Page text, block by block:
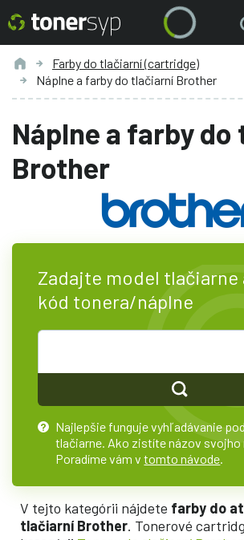
Farby do tlačiarní (cartridge)
Náplne a farby do tlačiarní Brother
Náplne a farby
Brother
Zadajte model tlačiarne
kód tonera/náplne
?
Najlepšie funguje vyhľadávanie
tlačiarne. Ako zistíte názov svojho
Poradíme vám vtomto návode
V tejto kategórii nájdete farby do
tlačiarní Brother. Tonerové